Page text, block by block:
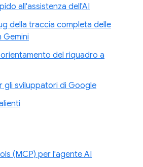
all'assistenza dell'AI
della traccia completa delle
Gemini
del riquadro a
gli sviluppatori di Google
(MCP) per l'agente AI